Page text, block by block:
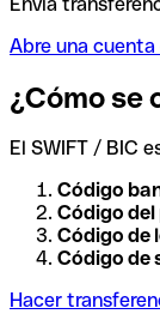
Abre una
¿Cómo se
El SWIFT / BIC
Código
Código
Código de
Código de
Hacer